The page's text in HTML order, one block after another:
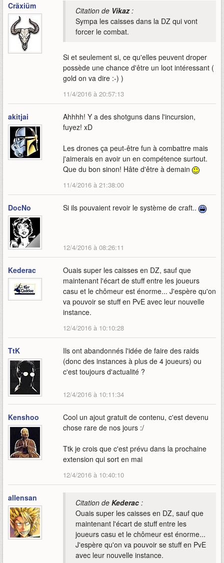
Cräxiüm Citation de Vikaz:
Sympa les caisses dans la DZ qui vont
forcer le combat.
Si et seulement si, ce qu'elles peuvent droper
possède une chance d'être un loot intéressant (
gold on va dire :-) )
11/4/2016 à 20:57:13
akitjai
Ahhhh! Y a des shotguns dans l'incursion,
fuyez! xD
Les drones ça peut-être fun à combattre mais
j'aimerais en avoir un en compétence surtout.
Que du bon sinon! Hâte d'être à demain
11/4/2016 à 21:38:00
DocNo Si ils pouvaient revoir le système de craft..
12/4/2016 à 08:26:11
Kederac
Ouais super les caisses en DZ, sauf que
maintenant l'écart de stuff entre les joueurs
casu et le chômeur est énorme... J'espère qu'on
va pouvoir se stuff en PvE avec leur nouvelle
instance.
12/4/2016 à 10:10:28
TtK
Ils ont abandonnés l'idée de faire des raids
(donc des instances à plus de 4 joueurs) ou
c'est toujours d'actualité ?
12/4/2016 à 10:11:34
Kenshoo
Cool un ajout gratuit de contenu, c'est devenu
chose rare de nos jours :/
Ttk je crois que c'est prévu dans la prochaine
extension qui sort en mai
12/4/2016 à 10:40:10
allensan Citation de Kederac :
Ouais super les caisses en DZ, sauf que
maintenant l'écart de stuff entre les
joueurs casu et le chômeur est énorme...
J'espère qu'on va pouvoir se stuff en PvE
avec leur nouvelle instance.